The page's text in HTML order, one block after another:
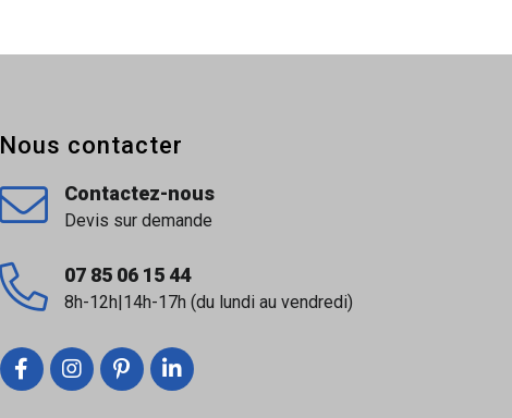
Nous contacter
Contactez-nous
Devis sur demande
07 85 06 15 44
8h-12h|14h-17h (du lundi au vendredi)